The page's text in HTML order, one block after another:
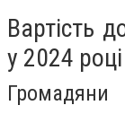
Вартість
у 2024 році